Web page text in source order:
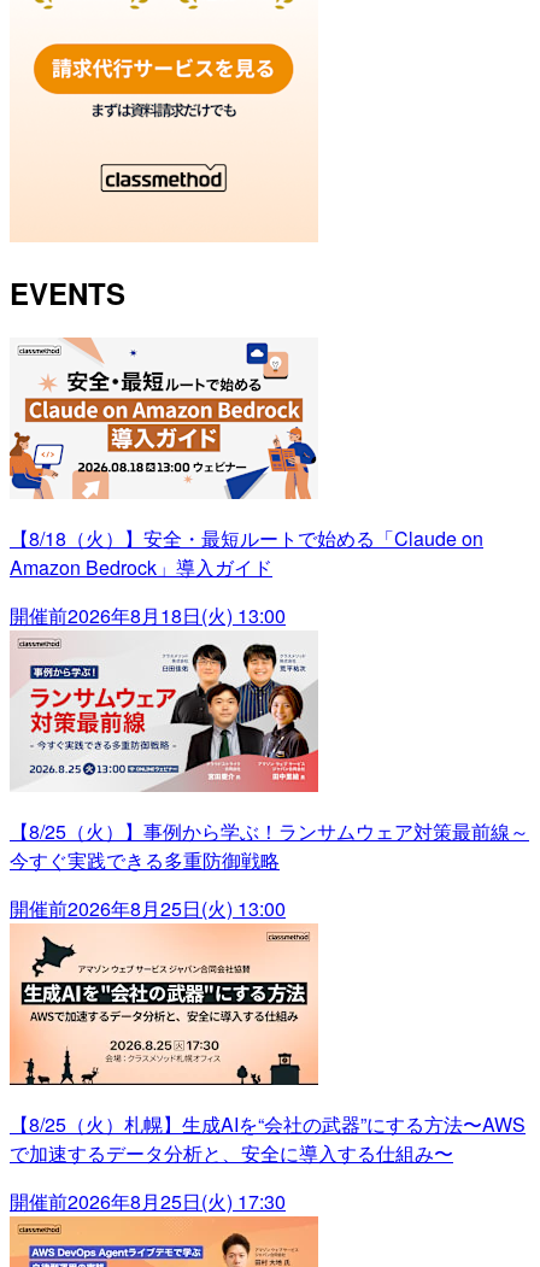
EVENTS
【8/18（火）】安全・最短ルートで始める「Claude on
Amazon Bedrock」導入ガイド
開催前2026年8月18日(火) 13:00
【8/25（火）】事例から学ぶ！ランサムウェア対策最前線～
今すぐ実践できる多重防御戦略
開催前2026年8月25日(火) 13:00
【8/25（火）札幌】生成AIを“会社の武器”にする方法〜AWS
で加速するデータ分析と、安全に導入する仕組み〜
開催前2026年8月25日(火) 17:30